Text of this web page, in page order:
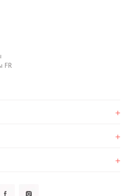
FR